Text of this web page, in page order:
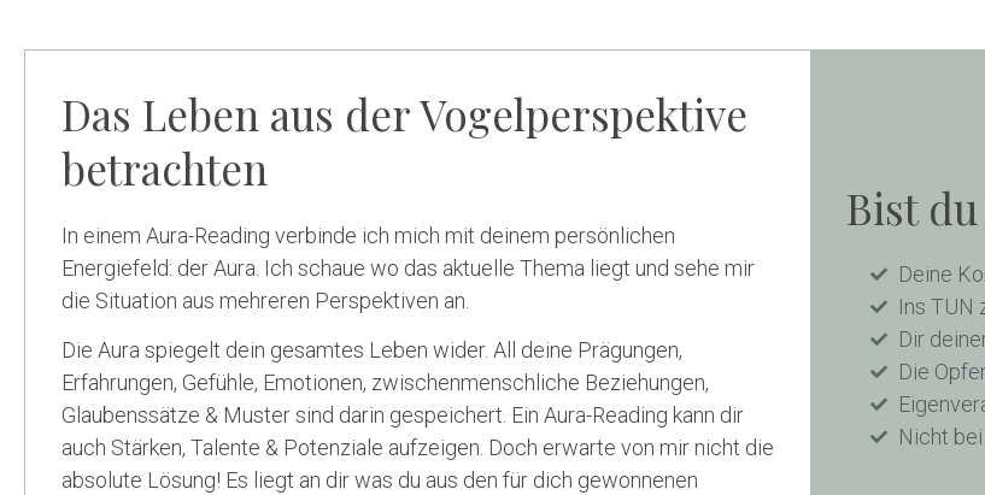
Das Leben aus der Vogelperspektive
betrachten
In einem Aura-Reading verbinde ich mich mit deinem persönlichen
Energiefeld: der Aura. Ich schaue wo das aktuelle Thema liegt und sehe mir
die Situation aus mehreren Perspektiven an.
Die Aura spiegelt dein gesamtes Leben wider. All deine Prägungen,
Erfahrungen, Gefühle, Emotionen, zwischenmenschliche Beziehungen,
Glaubenssätze & Muster sind darin gespeichert. Ein Aura-Reading kann dir
auch Stärken, Talente & Potenziale aufzeigen. Doch erwarte von mir nicht die
absolute Lösung! Es liegt an dir was du aus den für dich gewonnenen
Bist
Deine
Ins TUN
Dir
Die
Nicht